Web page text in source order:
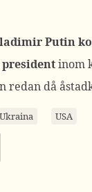
Putin
inom
redan då
Ukraina USA